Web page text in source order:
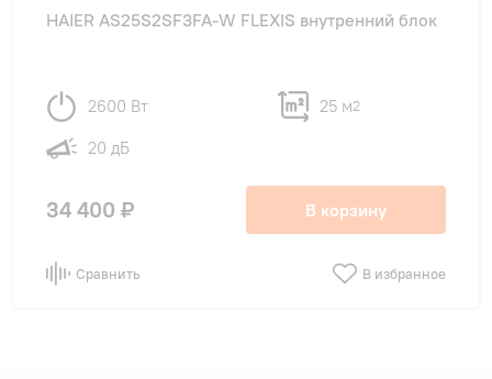
HAIER AS25S2SF3FA-W FLEXIS внутренний блок
2600 Вт 25 м2
20 дБ
34 400 ₽ В корзину
Сравнить В избранное